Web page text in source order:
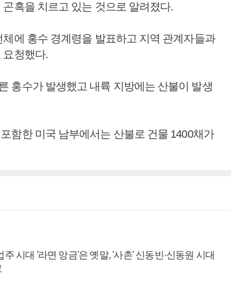
혹을 치르고 있는 것으로 알려졌다.
에 홍수 경계령을 발표하고 지역 관계자들과
요청했다.
홍수가 발생했고 내륙 지방에는 산불이 발생
함한 미국 남부에서는 산불로 건물 1400채가
주 시대 '라면 앙금'은 옛말, '사촌' 신동빈·신동원 시대